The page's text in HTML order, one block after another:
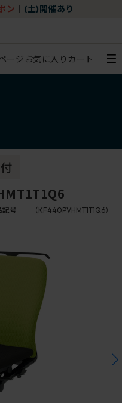
ン (土)開催あり
ージ お気に入り カート
記号 （KF440PVHMT1T1Q6）